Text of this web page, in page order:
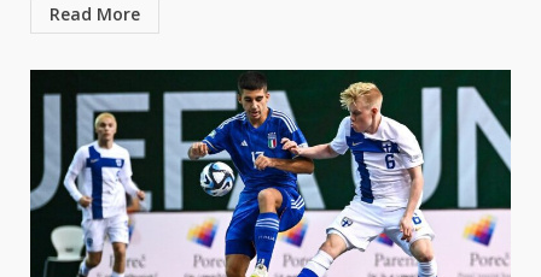
Read More